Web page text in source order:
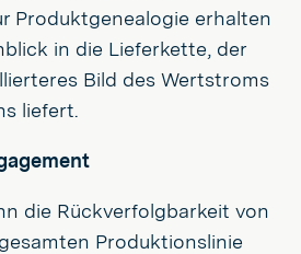
Produktgenealogie erhalten
in die Lieferkette, der
Bild des Wertstroms
liefert.
die Rückverfolgbarkeit von
Produktionslinie